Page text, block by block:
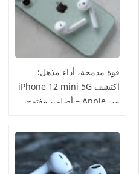
قوة مدمجة، أداء مذهل:
اكتشف iPhone 12 mini 5G
من Apple – أصلي، مفتوح،